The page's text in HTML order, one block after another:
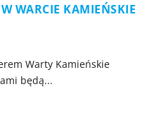
WARCIE KAMIEŃSKIE
Warty Kamieńskie
będą...